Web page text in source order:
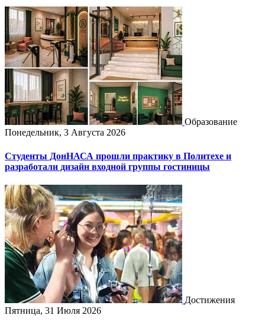
Образование
Понедельник, 3 Августа 2026
Студенты ДонНАСА прошли практику в Политехе и
разработали дизайн входной группы гостиницы
Достижения
Пятница, 31 Июля 2026